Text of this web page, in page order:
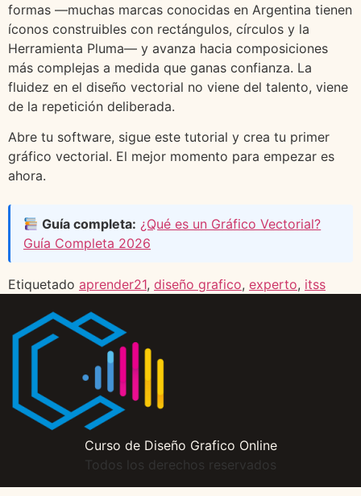
formas —muchas marcas conocidas en Argentina tienen
íconos construibles con rectángulos, círculos y la
Herramienta Pluma— y avanza hacia composiciones
más complejas a medida que ganas confianza. La
fluidez en el diseño vectorial no viene del talento, viene
de la repetición deliberada.
Abre tu software, sigue este tutorial y crea tu primer
gráfico vectorial. El mejor momento para empezar es
ahora.
Guía completa: ¿Qué es un Gráfico Vectorial?
Guía Completa 2026
Etiquetado aprender21, diseño grafico, experto, itss
Curso de Diseño Grafico Online
Todos los derechos reservados